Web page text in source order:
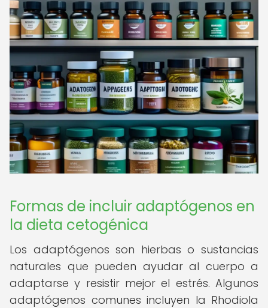
Formas de incluir adaptógenos en
la dieta cetogénica
Los adaptógenos son hierbas o sustancias
naturales que pueden ayudar al cuerpo a
adaptarse y resistir mejor el estrés. Algunos
adaptógenos comunes incluyen la Rhodiola